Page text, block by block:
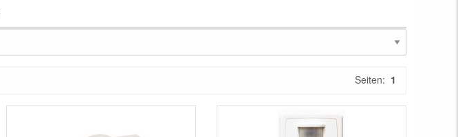
Seiten: 1